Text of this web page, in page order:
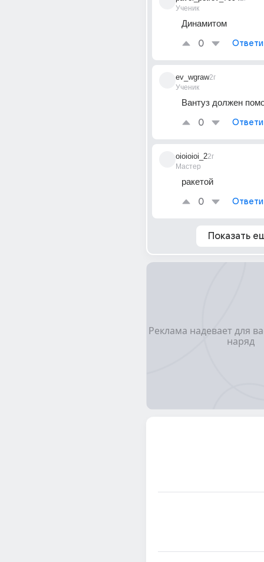
Ученик
Динамитом
0
ev_wgraw
Ученик
2г
Вантуз должен
0
oioioioi_2
Мастер
2г
ракетой
0
Показать